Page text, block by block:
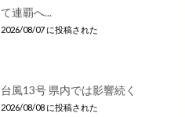
て連覇へ...
2026/08/07 に投稿された
台風13号 県内では影響続く
2026/08/08 に投稿された